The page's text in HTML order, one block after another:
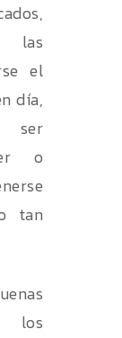
las
el
día,
ser
o
tan
los